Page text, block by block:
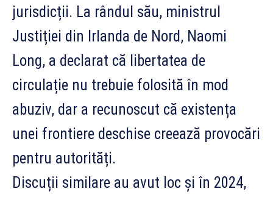
jurisdicții. La rândul său, ministrul
Justiției din Irlanda de Nord, Naomi
Long, a declarat că libertatea de
circulație nu trebuie folosită în mod
abuziv, dar a recunoscut că existența
unei frontiere deschise creează provocări
pentru autorități.
Discuții similare au avut loc și în 2024,